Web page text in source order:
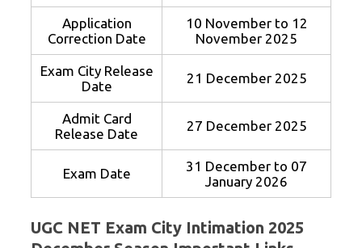
Application
Correction Date
10 November to 12
November 2025
Exam City Release
Date
21 December 2025
Admit Card
Release Date
27 December 2025
Exam Date
31 December to 07
January 2026
UGC NET Exam City Intimation 2025